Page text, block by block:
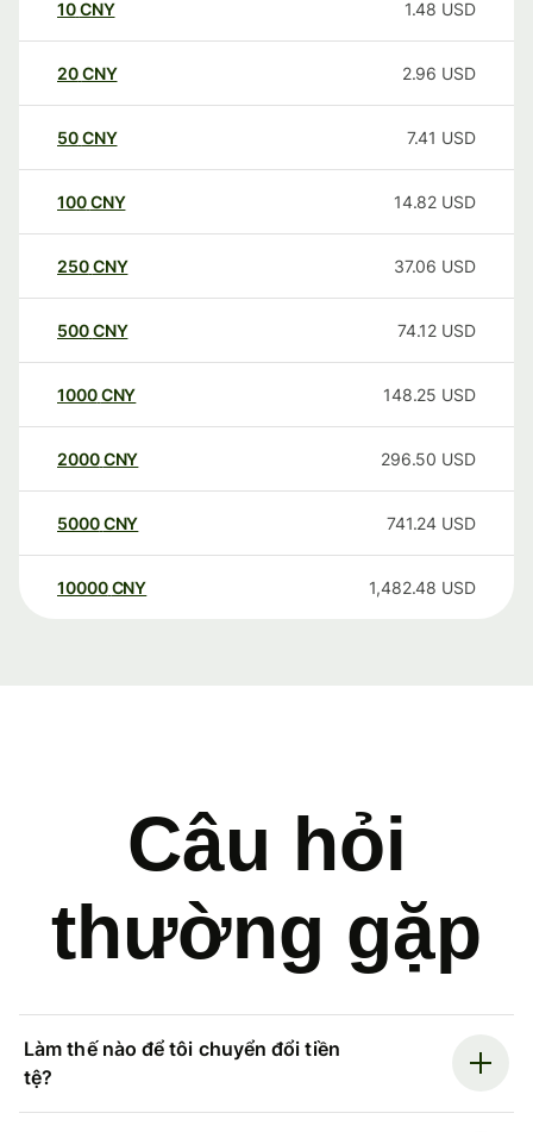
10CNY 1.48 USD
20CNY 2.96 USD
50CNY 7.41 USD
100CNY 14.82 USD
250CNY 37.06 USD
500CNY 74.12 USD
1000CNY 148.25 USD
2000CNY 296.50 USD
5000CNY 741.24 USD
10000 CNY 1,482.48 USD
Câu hỏi
thường gặp
Làm thế nào để tôi chuyển đổi tiền
tệ?